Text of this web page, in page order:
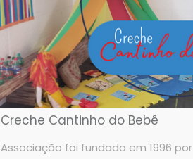
Creche Cantinho do Bebê
Associação foi fundada em 1996 por